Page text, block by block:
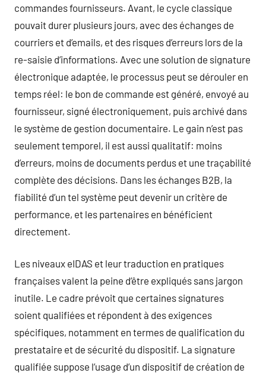
commandes fournisseurs. Avant, le cycle classique
pouvait durer plusieurs jours, avec des échanges de
courriers et d’emails, et des risques d’erreurs lors de la
re-saisie d’informations. Avec une solution de signature
électronique adaptée, le processus peut se dérouler en
temps réel: le bon de commande est généré, envoyé au
fournisseur, signé électroniquement, puis archivé dans
le système de gestion documentaire. Le gain n’est pas
seulement temporel, il est aussi qualitatif: moins
d’erreurs, moins de documents perdus et une traçabilité
complète des décisions. Dans les échanges B2B, la
fiabilité d’un tel système peut devenir un critère de
performance, et les partenaires en bénéficient
directement.
Les niveaux eIDAS et leur traduction en pratiques
françaises valent la peine d’être expliqués sans jargon
inutile. Le cadre prévoit que certaines signatures
soient qualifiées et répondent à des exigences
spécifiques, notamment en termes de qualification du
prestataire et de sécurité du dispositif. La signature
qualifiée suppose l’usage d’un dispositif de création de